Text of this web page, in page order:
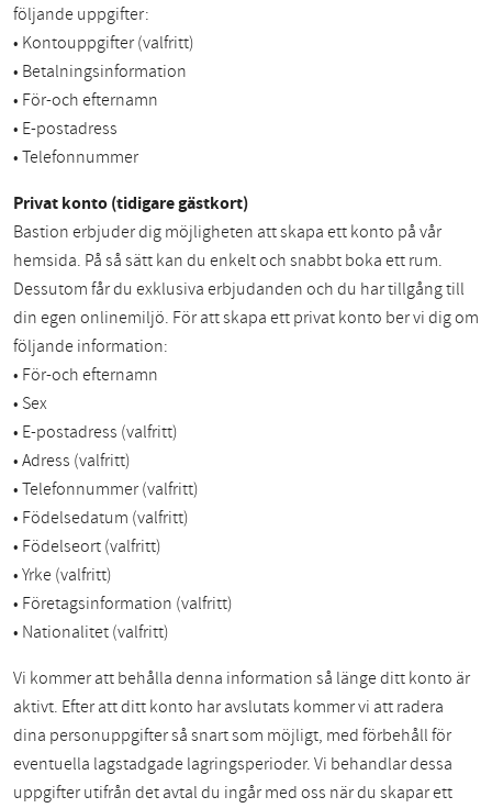
följande uppgifter:
• Kontouppgifter (valfritt)
• Betalningsinformation
• För-och efternamn
• E-postadress
• Telefonnummer
Privat konto (tidigare gästkort)
Bastion erbjuder dig möjligheten att skapa ett konto på vår
hemsida. På så sätt kan du enkelt och snabbt boka ett rum.
Dessutom får du exklusiva erbjudanden och du har tillgång till
din egen onlinemiljö. För att skapa ett privat konto ber vi dig om
följande information:
• För-och efternamn
• Sex
• E-postadress (valfritt)
• Adress (valfritt)
• Telefonnummer (valfritt)
• Födelsedatum (valfritt)
• Födelseort (valfritt)
• Yrke (valfritt)
• Företagsinformation (valfritt)
• Nationalitet (valfritt)
Vi kommer att behålla denna information så länge ditt konto är
aktivt. Efter att ditt konto har avslutats kommer vi att radera
dina personuppgifter så snart som möjligt, med förbehåll för
eventuella lagstadgade lagringsperioder. Vi behandlar dessa
uppgifter utifrån det avtal du ingår med oss när du skapar ett